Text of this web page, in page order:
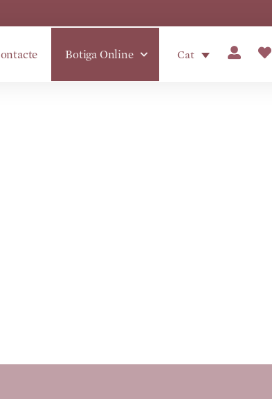
Botiga Online Cat